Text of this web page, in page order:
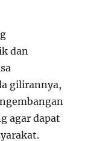
dan
gilirannya,
agar dapat